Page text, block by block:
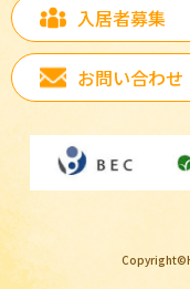
入居者募集
お問い合わせ